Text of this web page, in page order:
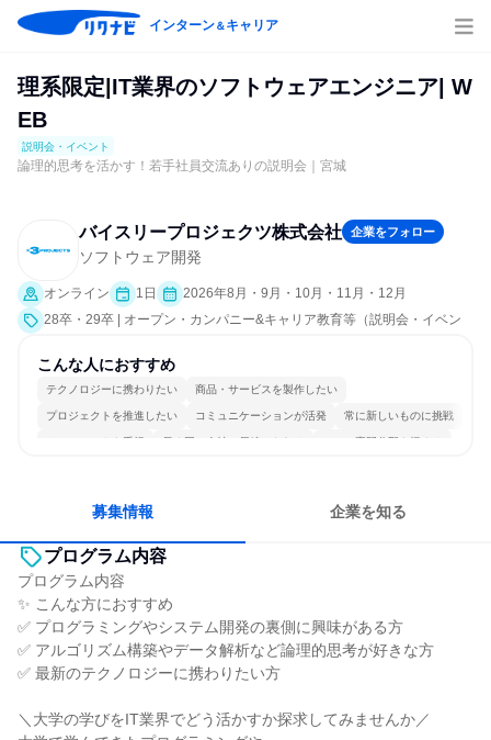
インターン＆キャリア
理系限定|IT業界のソフトウェアエンジニア| W
EB
説明会・イベント
論理的思考を活かす！若手社員交流ありの説明会｜宮城
バイスリープロジェクツ株式会社 企業をフォロー
ソフトウェア開発
オンライン 1日
2026年8月・9月・10月・11月・12月
28卒・29卒 | オープン・カンパニー&キャリア教育等（説明会・イベン
こんな人におすすめ
テクノロジーに携わりたい 商品・サービスを製作したい
プロジェクトを推進したい コミュニケーションが活発 常に新しいものに挑戦
チームワークを重視 長く同じ会社に居続けられる 一つの専門分野を極める
募集情報 企業を知る
プログラム内容
プログラム内容
✨ こんな方におすすめ
✅ プログラミングやシステム開発の裏側に興味がある方
✅ アルゴリズム構築やデータ解析など論理的思考が好きな方
✅ 最新のテクノロジーに携わりたい方
＼大学の学びをIT業界でどう活かすか探求してみませんか／